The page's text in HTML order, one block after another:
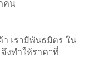
คน
เรามีพันธมิตร ใน
จึงทำให้ราคาที่